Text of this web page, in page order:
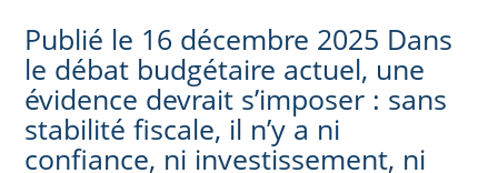
Publié le 16 décembre 2025 Dans
le débat budgétaire actuel, une
évidence devrait s’imposer : sans
stabilité fiscale, il n’y a ni
confiance, ni investissement, ni